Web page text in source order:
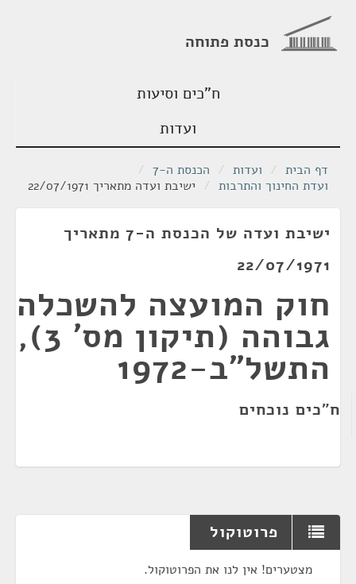
כנסת פתוחה
ח"כים וסיעות
ועדות
דף הבית / ועדות / הכנסת ה-7
/
ועדת החינוך והתרבות / ישיבת ועדה מתאריך 22/07/1971
ישיבת ועדה של הכנסת ה-7 מתאריך
22/07/1971
חוק המועצה להשכלה
גבוהה (תיקון מס' 3),
התשל"ב-1972
ח"כים נוכחים
פרוטוקול
מצטערים! אין לנו את הפרוטוקול.